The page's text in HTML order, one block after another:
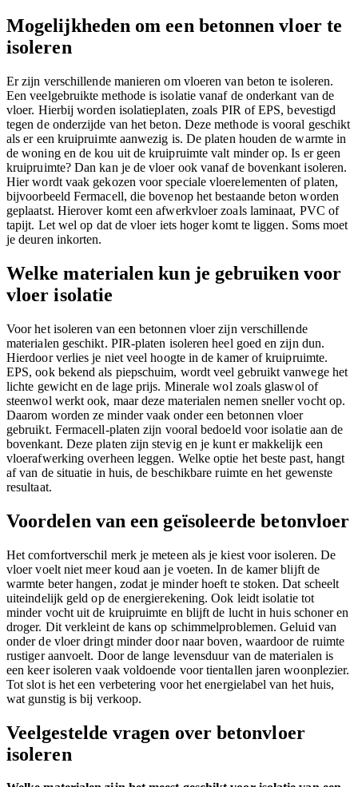
Mogelijkheden om een betonnen vloer te
isoleren
Er zijn verschillende manieren om vloeren van beton te isoleren.
Een veelgebruikte methode is isolatie vanaf de onderkant van de
vloer. Hierbij worden isolatieplaten, zoals PIR of EPS, bevestigd
tegen de onderzijde van het beton. Deze methode is vooral geschikt
als er een kruipruimte aanwezig is. De platen houden de warmte in
de woning en de kou uit de kruipruimte valt minder op. Is er geen
kruipruimte? Dan kan je de vloer ook vanaf de bovenkant isoleren.
Hier wordt vaak gekozen voor speciale vloerelementen of platen,
bijvoorbeeld Fermacell, die bovenop het bestaande beton worden
geplaatst. Hierover komt een afwerkvloer zoals laminaat, PVC of
tapijt. Let wel op dat de vloer iets hoger komt te liggen. Soms moet
je deuren inkorten.
Welke materialen kun je gebruiken voor
vloer isolatie
Voor het isoleren van een betonnen vloer zijn verschillende
materialen geschikt. PIR-platen isoleren heel goed en zijn dun.
Hierdoor verlies je niet veel hoogte in de kamer of kruipruimte.
EPS, ook bekend als piepschuim, wordt veel gebruikt vanwege het
lichte gewicht en de lage prijs. Minerale wol zoals glaswol of
steenwol werkt ook, maar deze materialen nemen sneller vocht op.
Daarom worden ze minder vaak onder een betonnen vloer
gebruikt. Fermacell-platen zijn vooral bedoeld voor isolatie aan de
bovenkant. Deze platen zijn stevig en je kunt er makkelijk een
vloerafwerking overheen leggen. Welke optie het beste past, hangt
af van de situatie in huis, de beschikbare ruimte en het gewenste
resultaat.
Voordelen van een geïsoleerde betonvloer
Het comfortverschil merk je meteen als je kiest voor isoleren. De
vloer voelt niet meer koud aan je voeten. In de kamer blijft de
warmte beter hangen, zodat je minder hoeft te stoken. Dat scheelt
uiteindelijk geld op de energierekening. Ook leidt isolatie tot
minder vocht uit de kruipruimte en blijft de lucht in huis schoner en
droger. Dit verkleint de kans op schimmelproblemen. Geluid van
onder de vloer dringt minder door naar boven, waardoor de ruimte
rustiger aanvoelt. Door de lange levensduur van de materialen is
een keer isoleren vaak voldoende voor tientallen jaren woonplezier.
Tot slot is het een verbetering voor het energielabel van het huis,
wat gunstig is bij verkoop.
Veelgestelde vragen over betonvloer
isoleren